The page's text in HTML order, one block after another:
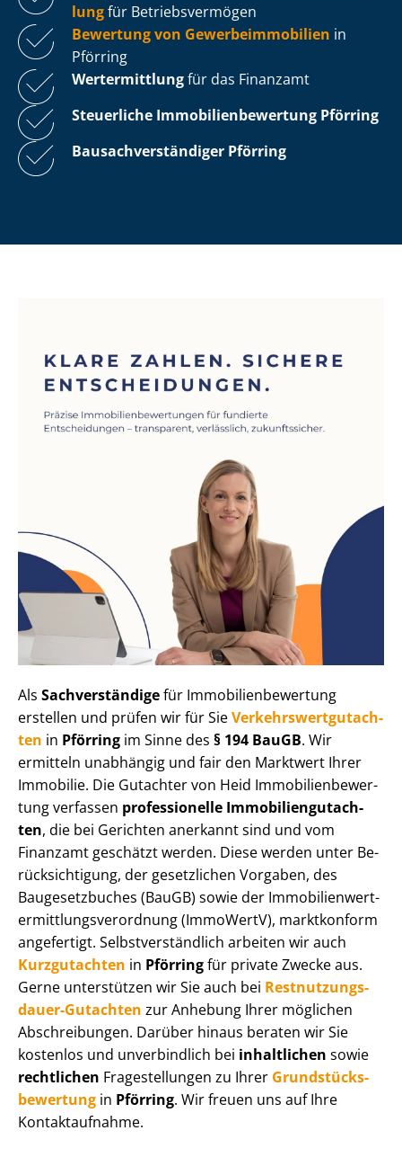
lungfür Be­triebs­ver­mö­gen
Bewertung von Ge­wer­be­im­mo­bi­li­en in
Pförring
Wertermittlungfür das Finanzamt
Steuerliche Im­mo­bi­li­en­be­wer­tung Pförring
Bau­sach­ver­stän­di­ger Pförring
Als Sachverständigefür Im­mo­bi­li­en­be­wer­tung
erstellen und prüfen wir für SieVer­kehrs­wert­gut­ach­
ten in Pförring im Sinne des § 194 BauGB. Wir
ermitteln unabhängig und fair den Marktwert Ihrer
Immobilie. Die Gutachter von Heid Im­mo­bi­li­en­be­wer­
tung verfassen professionelle Im­mo­bi­li­en­gut­ach­
ten, die bei Gerichten anerkannt sind und vom
Finanzamt geschätzt werden. Diese werden unter Be­
rück­sich­ti­gung, der gesetzlichen Vorgaben, des
Baugesetzbuches (BauGB) sowie der Im­mo­bi­li­en­wert­
ermitt­lungs­ver­ord­nung (ImmoWertV), marktkonform
angefertigt. Selbst­ver­ständ­lich arbeiten wir auch
Kurzgutachten in Pförringfür private Zwecke aus.
Gerne unterstützen wir Sie auch bei Rest­nut­zungs­
dau­er-Gutachten zur Anhebung Ihrer möglichen
Abschreibungen. Darüber hinaus beraten wir Sie
kostenlos und unverbindlich bei inhaltlichen sowie
rechtlichen Fragestellungen zu Ihrer Grund­stücks­
be­wer­tung in Pförring. Wir freuen uns auf Ihre
Kontaktaufnahme.